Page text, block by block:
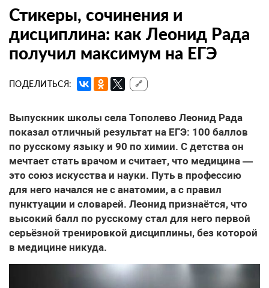
Стикеры, сочинения и
дисциплина: как Леонид Рада
получил максимум на ЕГЭ
ПОДЕЛИТЬСЯ: 🔗
Выпускник школы села Тополево Леонид Рада
показал отличный результат на ЕГЭ: 100 баллов
по русскому языку и 90 по химии. С детства он
мечтает стать врачом и считает, что медицина —
это союз искусства и науки. Путь в профессию
для него начался не с анатомии, а с правил
пунктуации и словарей. Леонид признаётся, что
высокий балл по русскому стал для него первой
серьёзной тренировкой дисциплины, без которой
в медицине никуда.